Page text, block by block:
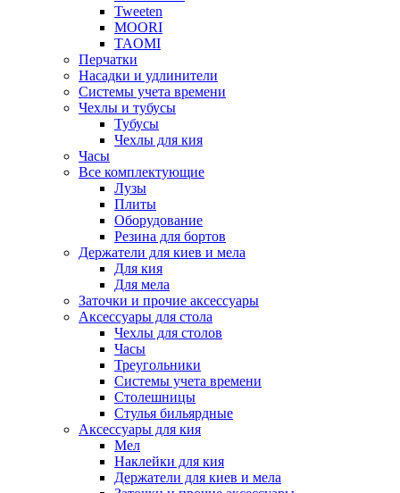
Tweeten
MOORI
TAOMI
Перчатки
Насадки и удлинители
Системы учета времени
Чехлы и тубусы
Тубусы
Чехлы для кия
Часы
Все комплектующие
Лузы
Плиты
Оборудование
Резина для бортов
Держатели для киев и мела
Для кия
Для мела
Заточки и прочие аксессуары
Аксессуары для стола
Чехлы для столов
Часы
Треугольники
Системы учета времени
Столешницы
Стулья бильярдные
Аксессуары для кия
Мел
Наклейки для кия
Держатели для киев и мела